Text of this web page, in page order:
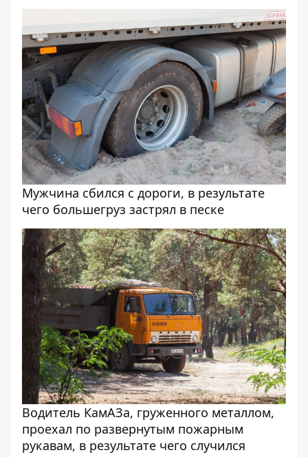
Мужчина сбился с дороги, в результате
чего большегруз застрял в песке
Водитель КамАЗа, груженного металлом,
проехал по развернутым пожарным
рукавам, в результате чего случился